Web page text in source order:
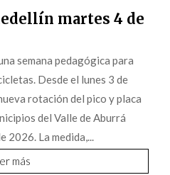
martes 4 de
semana pedagógica para
Desde el lunes 3 de
rotación del pico y placa
del Valle de Aburrá
La medida,...
más